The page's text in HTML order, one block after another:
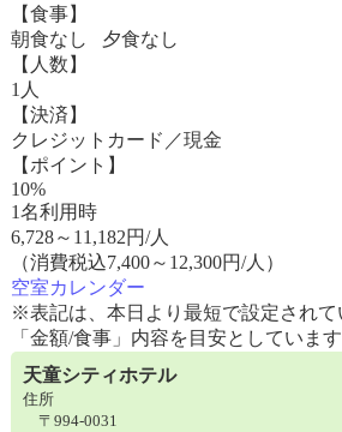
【食事】
朝食なし 夕食なし
【人数】
1人
【決済】
クレジットカード／現金
【ポイント】
10%
1名利用時
6,728～ 11,182円/人
（消費税込7,400～12,300円/人）
空室カレンダー
※表記は、本日より最短で設定されて
「金額/食事」内容を目安としています
天童シティホテル
住所
〒994-0031